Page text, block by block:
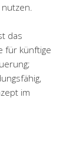
das
für künftige
im